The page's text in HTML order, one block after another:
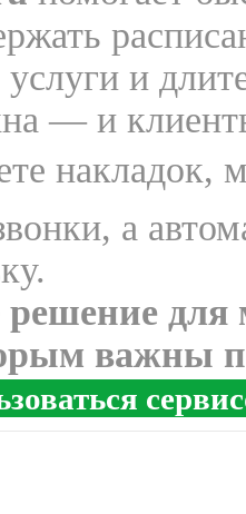
и
— и
накладок,
а
для
важны